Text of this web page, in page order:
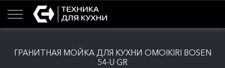
ГРАНИТНАЯ МОЙКА ДЛЯ КУХНИ OMOIKIRI BOSEN
54-U GR